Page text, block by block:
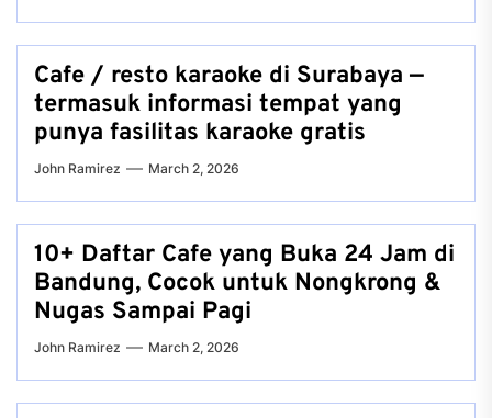
Cafe / resto karaoke di Surabaya —
termasuk informasi tempat yang
punya fasilitas karaoke gratis
John Ramirez March 2, 2026
10+ Daftar Cafe yang Buka 24 Jam di
Bandung, Cocok untuk Nongkrong &
Nugas Sampai Pagi
John Ramirez March 2, 2026